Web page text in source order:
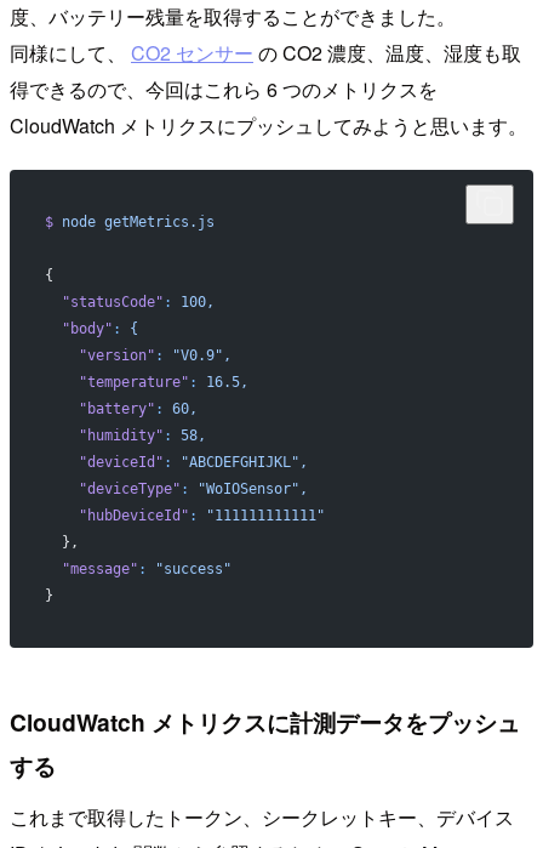
度、バッテリー残量を取得することができました。
同様にして、 CO2 センサー の CO2 濃度、温度、湿度も取
得できるので、今回はこれら 6 つのメトリクスを
CloudWatch メトリクスにプッシュしてみようと思います。
$ node getMetrics.js
{
  "statusCode"
:
100,
  "body"
:
{
    "version"
:
"V0.9",
    "temperature"
:
16.5,
    "battery"
:
60,
    "humidity"
:
58,
    "deviceId"
:
"ABCDEFGHIJKL",
    "deviceType"
:
"WoIOSensor",
    "hubDeviceId"
:
"111111111111"
  },
  "message"
:
"success"
}
CloudWatch メトリクスに計測データをプッシュ
する
これまで取得したトークン、シークレットキー、デバイス